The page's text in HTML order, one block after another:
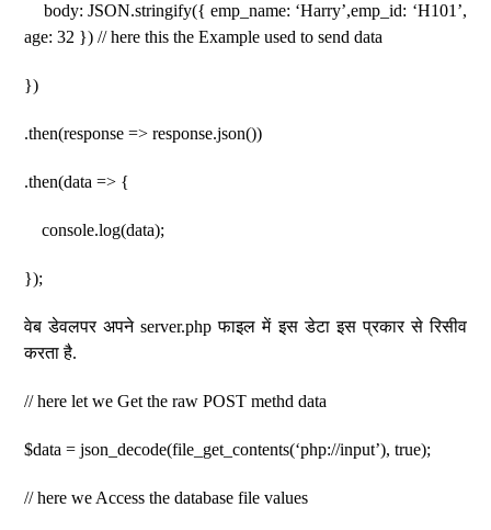
body: JSON.stringify({ emp_name: ‘Harry’,emp_id: ‘H101’,
age: 32 }) // here this the Example used to send data
})
.then(response => response.json())
.then(data => {
console.log(data);
});
वेब डेवलपर अपने server.php फाइल में इस डेटा इस प्रकार से रिसीव
करता है.
// here let we Get the raw POST methd data
$data = json_decode(file_get_contents(‘php://input’), true);
// here we Access the database file values